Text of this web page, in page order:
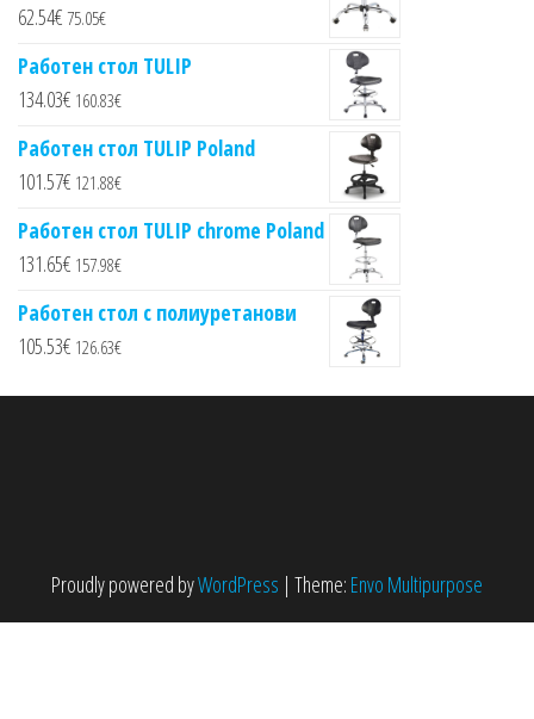
62.54€ 75.05€
Работен стол TULIP
134.03€ 160.83€
Работен стол TULIP Poland
101.57€ 121.88€
Работен стол TULIP chrome Poland
131.65€ 157.98€
Работен стол с полиуретанови
105.53€ 126.63€
Proudly powered byWordPress | Theme: Envo Multipurpose